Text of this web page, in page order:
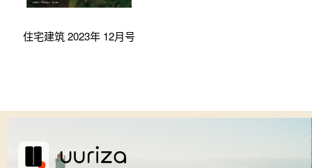
住宅建筑 2023年 12月号